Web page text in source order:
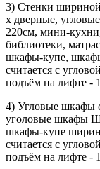
3) Стенки
х дверные,
220см, мини-
библиотеки,
шкафы-купе,
считается с
подъём на лифте -
4) Угловые шкафы
уголовые шкафы
шкафы-купе
считается с
подъём на лифте -